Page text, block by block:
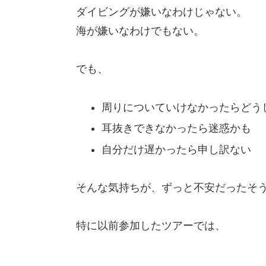
ダイビングが嫌いなわけじゃない。
海が嫌いなわけでもない。
でも、
周りについていけなかったらどう
耳抜きできなかったら迷惑かも
自分だけ遅かったら申し訳ない
そんな気持ちが、ずっと不安だったそう
特に以前参加したツアーでは、